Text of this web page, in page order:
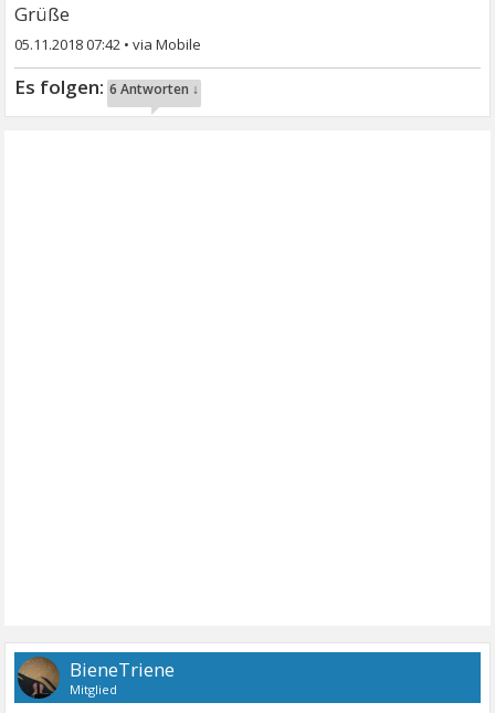
Grüße
05.11.2018 07:42 •
6 Antworten ↓
BieneTriene
Mitglied